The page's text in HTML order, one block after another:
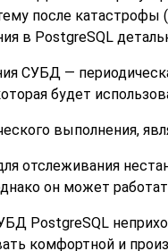
после
в PostgreSQL
СУБД —
будет
выполнения,
отслеживания
он может
PostgreSQL
комфортной и